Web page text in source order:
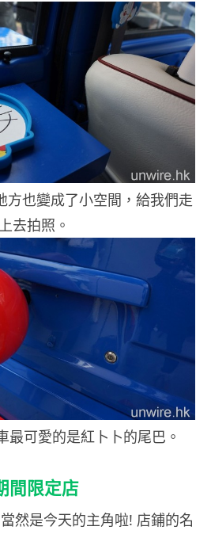
也變成了小空間，給我們走
上去拍照。
可愛的是紅卜卜的尾巴。
間限定店
然是今天的主角啦! 店鋪的名